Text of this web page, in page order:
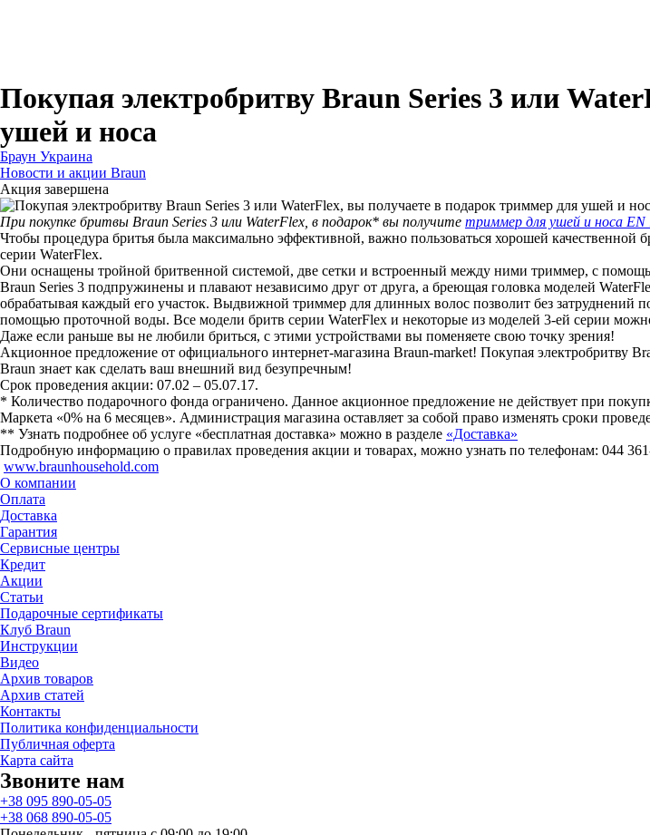
Покупая электробритву Braun Series 3 или
ушей и носа
Браун Украина
Новости и акции Braun
Акция завершена
При покупке бритвы Braun Series 3 или WaterFlex, в подарок* вы получите триммер для ушей и носа EN
Чтобы процедура бритья была максимально эффективной, важно пользоваться хорошей качественной
серии WaterFlex.
Они оснащены тройной бритвенной системой, две сетки и встроенный между ними триммер, с
Braun Series 3 подпружинены и плавают независимо друг от друга, а бреющая головка моделей
обрабатывая каждый его участок. Выдвижной триммер для длинных волос позволит без
помощью проточной воды. Все модели бритв серии WaterFlex и некоторые из моделей 3-ей серии
Даже если раньше вы не любили бриться, с этими устройствами вы поменяете свою точку зрения!
Акционное предложение от официального интернет-магазина Braun-market! Покупая электробритву
Braun знает как сделать ваш внешний вид безупречным!
Срок проведения акции: 07.02 – 05.07.17.
* Количество подарочного фонда ограничено. Данное акционное предложение не действует при
Маркета «0% на 6 месяцев». Администрация магазина оставляет за собой право изменять сроки
** Узнать подробнее об услуге «бесплатная доставка» можно в разделе «Доставка»
Подробную информацию о правилах проведения акции и товарах, можно узнать по телефонам: 044
www.braunhousehold.com
О компании
Оплата
Доставка
Гарантия
Сервисные центры
Кредит
Акции
Статьи
Подарочные сертификаты
Клуб Braun
Инструкции
Видео
Архив товаров
Архив статей
Контакты
Политика конфиденциальности
Публичная оферта
Карта сайта
Звоните нам
+38 095 890-05-05
+38 068 890-05-05